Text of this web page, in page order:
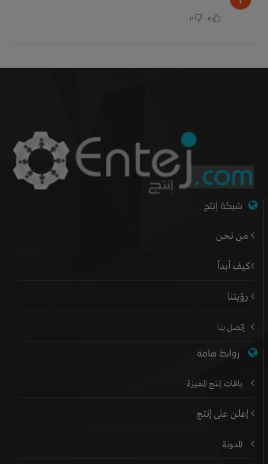
0
·
0
شبكة إنتج
من نحن
كيف أبدأ
رؤيتنا
إتصل بنا
روابط هامة
باقات إنتج المميزة
إعلن على إنتج
المدونة